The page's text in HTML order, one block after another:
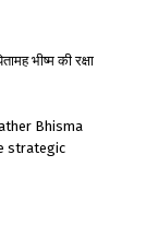
भीष्म की रक्षा
Bhisma
strategic